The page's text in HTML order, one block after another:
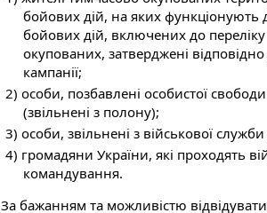
бойових дій, на яких функціонують
бойових дій, включених до переліку
окупованих, затверджені
кампанії;
2) особи, позбавлені особистої
(звільнені з полону);
3) особи, звільнені з військової
4) громадяни України, які проходять
командування.
За бажанням та можливістю